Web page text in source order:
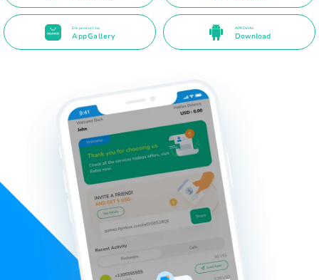
Disponível na
AppGallery
APK Direto
Download